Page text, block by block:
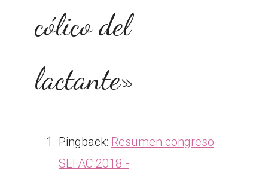
cólico del
lactante»
Pingback: Resumen congreso
SEFAC 2018 -